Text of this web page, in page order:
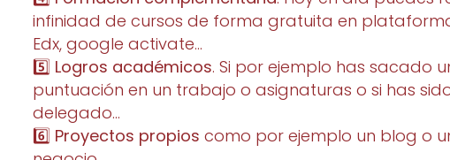
infinidad de cursos de forma gratuita en
Edx, google activate…
5️⃣ Logros académicos. Si por ejemplo has sacado
puntuación en un trabajo o asignaturas o si has
delegado…
6️⃣ Proyectos propios como por ejemplo un blog o